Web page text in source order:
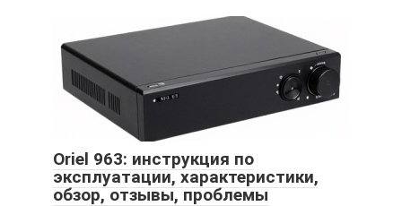
Oriel 963: инструкция по
эксплуатации, характеристики,
обзор, отзывы, проблемы